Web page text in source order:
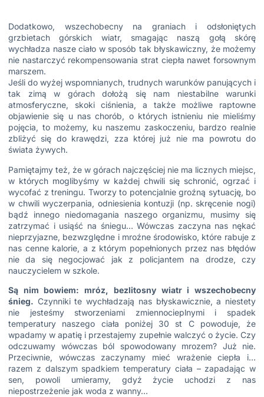
Dodatkowo, wszechobecny na graniach i odsłoniętych
grzbietach górskich wiatr, smagając naszą gołą skórę
wychładza nasze ciało w sposób tak błyskawiczny, że możemy
nie nastarczyć rekompensowania strat ciepła nawet forsownym
marszem.
Jeśli do wyżej wspomnianych, trudnych warunków panujących i
tak zimą w górach dołożą się nam niestabilne warunki
atmosferyczne, skoki ciśnienia, a także możliwe raptowne
objawienie się u nas chorób, o których istnieniu nie mieliśmy
pojęcia, to możemy, ku naszemu zaskoczeniu, bardzo realnie
zbliżyć się do krawędzi, zza której już nie ma powrotu do
świata żywych.
Pamiętajmy też, że w górach najczęściej nie ma licznych miejsc,
w których moglibyśmy w każdej chwili się schronić, ogrzać i
wycofać z treningu. Tworzy to potencjalnie groźną sytuację, bo
w chwili wyczerpania, odniesienia kontuzji (np. skręcenie nogi)
bądź innego niedomagania naszego organizmu, musimy się
zatrzymać i usiąść na śniegu… Wówczas zaczyna nas nękać
nieprzyjazne, bezwzględne i mroźne środowisko, które rabuje z
nas cenne kalorie, a z którym popełnionych przez nas błędów
nie da się negocjować jak z policjantem na drodze, czy
nauczycielem w szkole.
Są nim bowiem: mróz, bezlitosny wiatr i wszechobecny
śnieg. Czynniki te wychładzają nas błyskawicznie, a niestety
nie jesteśmy stworzeniami zmiennocieplnymi i spadek
temperatury naszego ciała poniżej 30 st C powoduje, że
wpadamy w apatię i przestajemy zupełnie walczyć o życie. Czy
odczuwamy wówczas ból spowodowany mrozem? Już nie.
Przeciwnie, wówczas zaczynamy mieć wrażenie ciepła i…
razem z dalszym spadkiem temperatury ciała – zapadając w
sen, powoli umieramy, gdyż życie uchodzi z nas
niepostrzeżenie jak woda z wanny…